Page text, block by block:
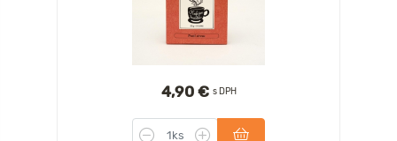
4,90 € s DPH